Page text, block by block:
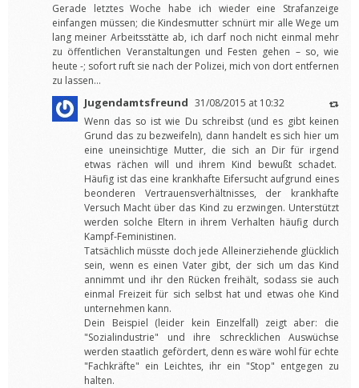
Gerade letztes Woche habe ich wieder eine Strafanzeige
einfangen müssen; die Kindesmutter schnürt mir alle Wege um
lang meiner Arbeitsstätte ab, ich darf noch nicht einmal mehr
zu öffentlichen Veranstaltungen und Festen gehen – so, wie
heute -; sofort ruft sie nach der Polizei, mich von dort entfernen
zu lassen…
Jugendamtsfreund 31/08/2015 at 10:32
Wenn das so ist wie Du schreibst (und es gibt keinen
Grund das zu bezweifeln), dann handelt es sich hier um
eine uneinsichtige Mutter, die sich an Dir für irgend
etwas rächen will und ihrem Kind bewußt schadet.
Häufig ist das eine krankhafte Eifersucht aufgrund eines
beonderen Vertrauensverhältnisses, der krankhafte
Versuch Macht über das Kind zu erzwingen. Unterstützt
werden solche Eltern in ihrem Verhalten häufig durch
Kampf-Feministinen.
Tatsächlich müsste doch jede Alleinerziehende glücklich
sein, wenn es einen Vater gibt, der sich um das Kind
annimmt und ihr den Rücken freihält, sodass sie auch
einmal Freizeit für sich selbst hat und etwas ohe Kind
unternehmen kann.
Dein Beispiel (leider kein Einzelfall) zeigt aber: die
"Sozialindustrie" und ihre schrecklichen Auswüchse
werden staatlich gefördert, denn es wäre wohl für echte
"Fachkräfte" ein Leichtes, ihr ein "Stop" entgegen zu
halten.